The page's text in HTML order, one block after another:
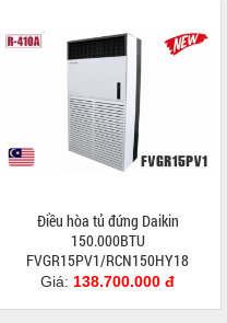
Điều hòa tủ đứng Daikin
150.000BTU
FVGR15PV1/RCN150HY18
Giá: 138.700.000 đ